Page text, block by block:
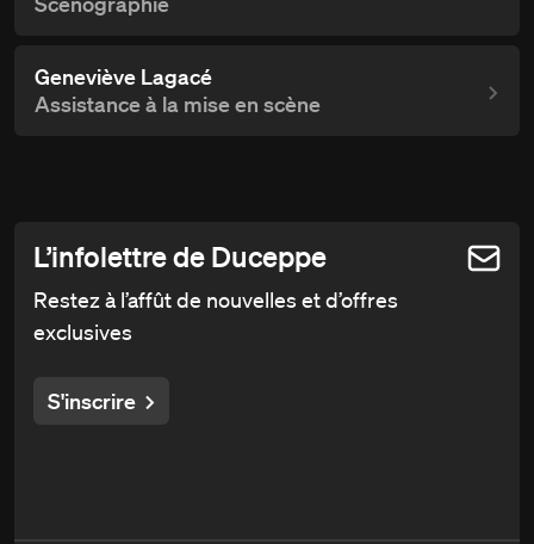
Geneviève Lagacé
Assistance à la mise en scène
L’infolettre de Duceppe
Restez à l’affût de nouvelles et d’offres
exclusives
S'inscrire